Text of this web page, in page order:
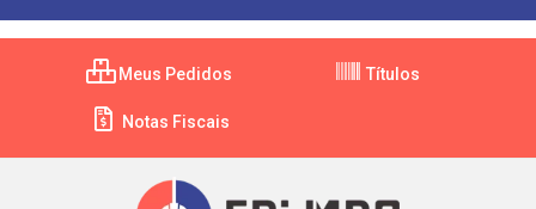
Meus Pedidos Títulos
Notas Fiscais